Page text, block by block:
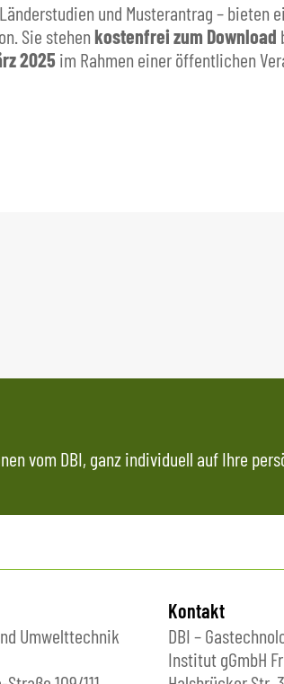
und Musterantrag –
Sie stehenkostenfrei zum Download
2025 im Rahmen einer öffentlichen
vom DBI, ganz individuell auf Ihre
Umwelttechnik
Kontakt
DBI –
Institut gGmbH